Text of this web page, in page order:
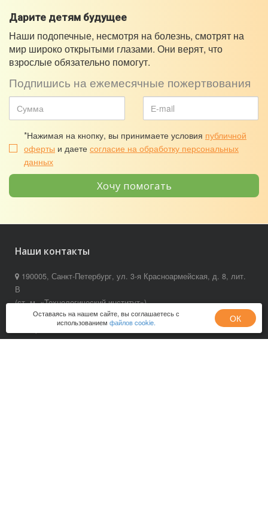
Дарите детям будущее
Наши подопечные, несмотря на болезнь, смотрят на
мир широко открытыми глазами. Они верят, что
взрослые обязательно помогут.
Подпишись на ежемесячные пожертвования
*Нажимая на кнопку, вы принимаете условия публичной
оферты и даете согласие на обработку персональных
данных
Хочу помогать
Наши контакты
190005, Санкт-Петербург, ул. 3-я Красноармейская, д. 8, лит.
В
(ст. м. «Технологический институт»)
8 (800) 200-84-32, 8 (812) 679-83-93, 8 (499) 673-40-43
help@nashideti.fund
Оставаясь на нашем сайте, вы соглашаетесь с
использованием файлов cookie. ОК